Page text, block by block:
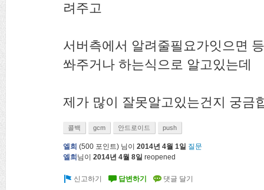
려주고
서버측에서 알려줄필요가잇으면
쏴주거나 하는식으로 알고있는데
제가 많이 잘못알고있는건지 궁금
콜백 gcm 안드로이드 push
엘희 (500 포인트) 님이 2014년 4월 1일 질문
엘희 님이 2014년 4월 8일 reopened